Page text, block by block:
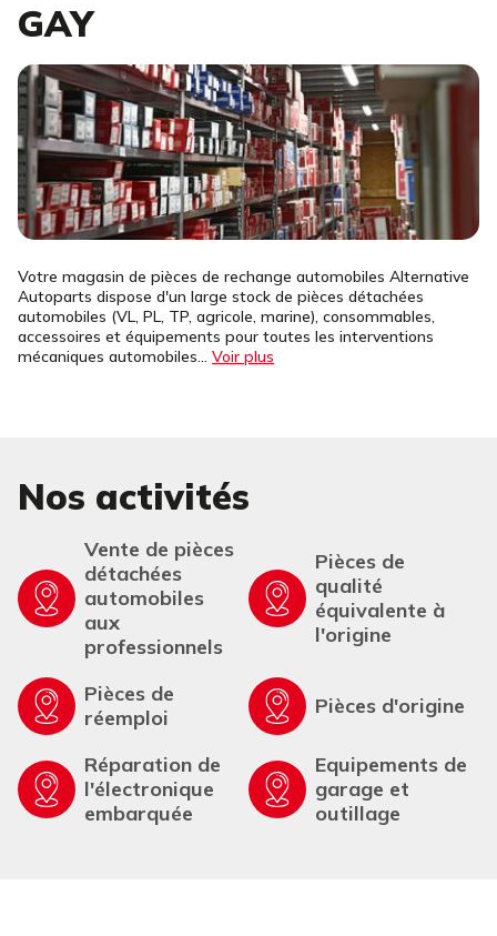
GAY
Votre magasin de pièces de rechange automobiles Alternative
Autoparts dispose d'un large stock de pièces détachées
automobiles (VL, PL, TP, agricole, marine), consommables,
accessoires et équipements pour toutes les interventions
mécaniques automobiles... Voir plus
Nos activités
Vente de pièces
détachées
automobiles
aux
professionnels
Pièces de
qualité
équivalente à
l'origine
Pièces de
réemploi
Pièces d'origine
Réparation de
l'électronique
embarquée
Equipements de
garage et
outillage